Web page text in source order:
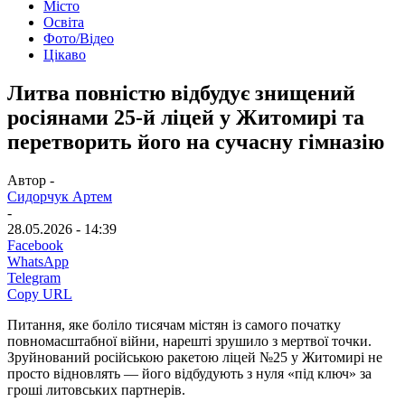
Місто
Освіта
Фото/Відео
Цікаво
Литва повністю відбудує знищений
росіянами 25-й ліцей у Житомирі та
перетворить його на сучасну гімназію
Автор -
Сидорчук Артем
-
28.05.2026 - 14:39
Facebook
WhatsApp
Telegram
Copy URL
Питання, яке боліло тисячам містян із самого початку
повномасштабної війни, нарешті зрушило з мертвої точки.
Зруйнований російською ракетою ліцей №25 у Житомирі не
просто відновлять — його відбудують з нуля «під ключ» за
гроші литовських партнерів.